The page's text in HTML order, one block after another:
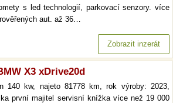
s led technologií, parkovací senzory. více
aut. až 36…
Zobrazit inzerát
X3 xDrive20d
140 kw, najeto 81778 km, rok výroby: 2023,
první majitel servisní knížka více než 19 000